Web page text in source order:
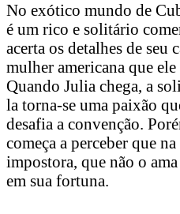
No exótico mundo de
é um rico e solitário
acerta os detalhes de seu
mulher americana que
Quando Julia chega, a
la torna-se uma paixão
desafia a convenção.
começa a perceber que
impostora, que não o ama
em sua fortuna.